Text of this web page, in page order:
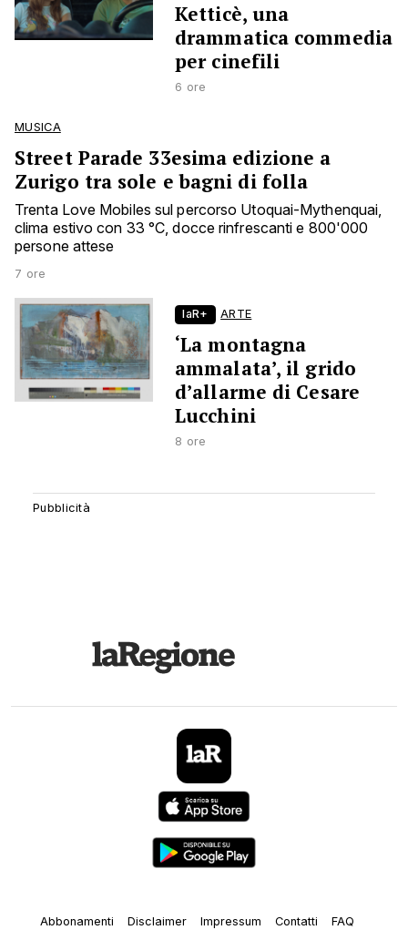
Ketticè, una
drammatica commedia
per cinefili
6 ore
MUSICA
Street Parade 33esima edizione a
Zurigo tra sole e bagni di folla
Trenta Love Mobiles sul percorso Utoquai-Mythenquai,
clima estivo con 33 °C, docce rinfrescanti e 800'000
persone attese
7 ore
laR+ ARTE
‘La montagna
ammalata’, il grido
d’allarme di Cesare
Lucchini
8 ore
Abbonamenti Disclaimer Impressum Contatti FAQ